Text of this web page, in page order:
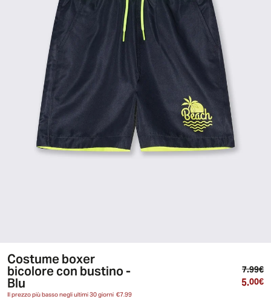
Costume boxer
bicolore con bustino -
Blu
Il prezzo più basso negli ultimi 30 giorni€7.99
7.99€
5.00€